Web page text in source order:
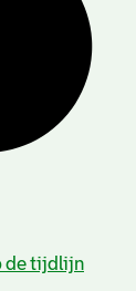
de tijdlijn